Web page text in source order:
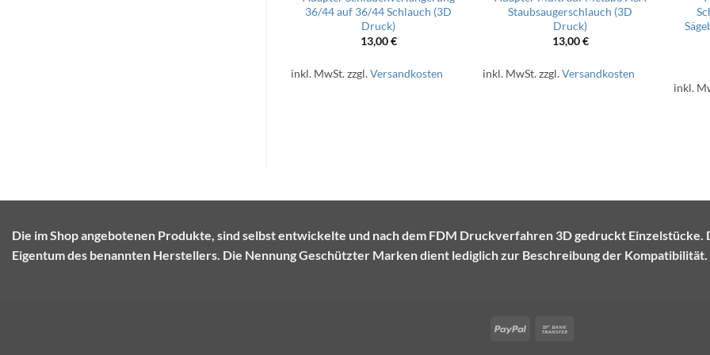
36/44 auf 36/44 Schlauch (3D
Druck)
13,00€
inkl. MwSt.zzgl.Versandkosten
Staubsaugerschlauch (3D
Druck)
13,00€
inkl. MwSt. zzgl.Versandkosten
inkl.
Die im Shop angebotenen Produkte, sind selbst entwickelte und nach dem FDM Druckverfahren 3D gedruckt
Eigentum des benannten Herstellers. Die Nennung Geschützter Marken dient lediglich zur Beschreibung der Kompatibilität.
PayPal